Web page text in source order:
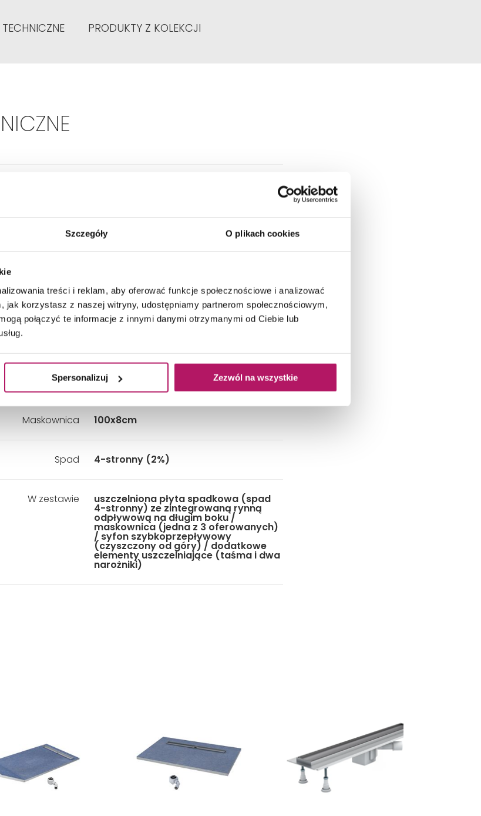
Szczegóły O plikach cookies
treści i reklam, aby oferować funkcje społecznościowe i analizować
jak korzystasz z naszej witryny, udostępniamy partnerom społecznościowym,
połączyć te informacje z innymi danymi otrzymanymi od Ciebie lub
Spersonalizuj Zezwól na wszystkie
PRODUKTY Z KOLEKCJI
Długość: 1200 mm
Kolor: Niebieski
Maskownica 100x8cm
Spad 4-stronny (2%)
W zestawie uszczelniona płyta spadkowa (spad
4-stronny) ze zintegrowaną rynną
odpływową na długim boku /
maskownica (jedna z 3 oferowanych)
/ syfon szybkoprzepływowy
(czyszczony od góry) / dodatkowe
elementy uszczelniające (taśma i dwa
narożniki)